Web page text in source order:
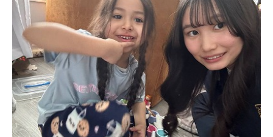
しに行ったのでホストマザーと2人で食品売り場に行き、